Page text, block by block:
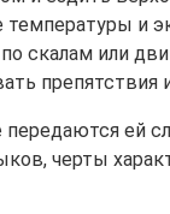
и
скалам или
препятствия
ей
черты